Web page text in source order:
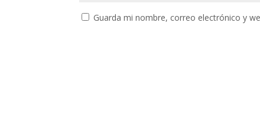
Guarda mi nombre, correo electrónico y